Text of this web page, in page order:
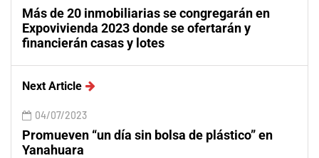
Más de 20 inmobiliarias se congregarán en
Expovivienda 2023 donde se ofertarán y
financierán casas y lotes
Next Article
04/07/2023
Promueven “un día sin bolsa de plástico” en
Yanahuara